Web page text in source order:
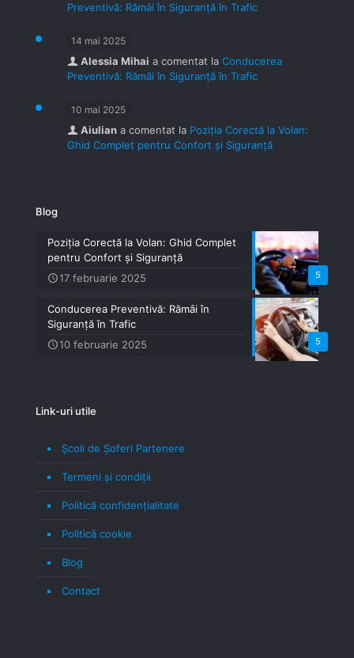
Preventivă: Rămâi în Siguranță în Trafic
14 mai 2025
Alessia Mihai a comentat la Conducerea
Preventivă: Rămâi în Siguranță în Trafic
10 mai 2025
Aiulian a comentat la Poziția Corectă la Volan:
Ghid Complet pentru Confort și Siguranță
Blog
5
Poziția Corectă la Volan: Ghid Complet
pentru Confort și Siguranță
17 februarie 2025
5
Conducerea Preventivă: Rămâi în
Siguranță în Trafic
10 februarie 2025
Link-uri utile
Școli de Șoferi Partenere
Termeni şi condiţii
Politică confidenţialitate
Politică cookie
Blog
Contact